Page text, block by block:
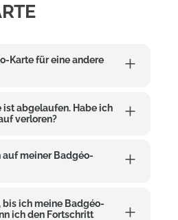
Karte für eine andere
ist abgelaufen. Habe ich
verloren?
auf meiner Badgéo-
ich meine Badgéo-
ich den Fortschritt